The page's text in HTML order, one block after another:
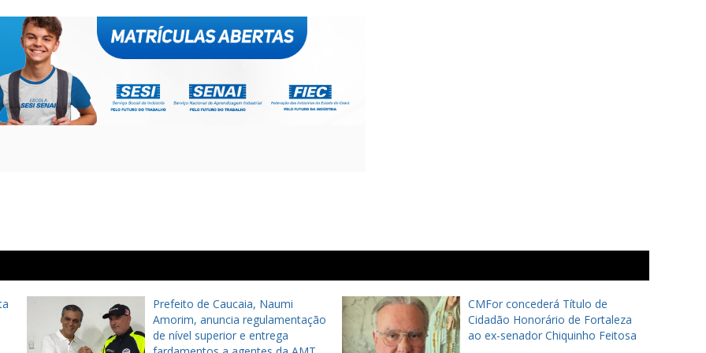
Prefeito de Caucaia, Naumi
Amorim, anuncia regulamentação
de nível superior e entrega
CMFor concederá Título de
Cidadão Honorário de Fortaleza
ao ex-senador Chiquinho Feitosa